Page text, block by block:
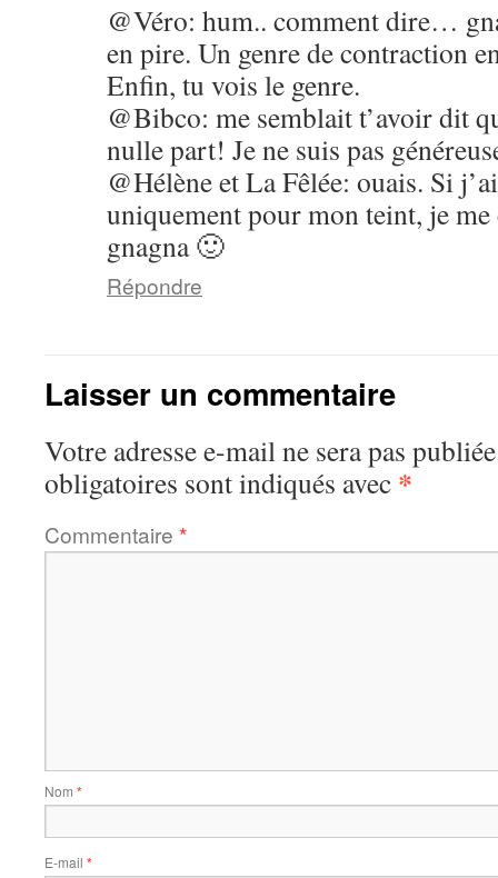
@Véro: hum.. comment dire…
en pire. Un genre de contraction
Enfin, tu vois le genre.
@Bibco: me semblait t’avoir dit
nulle part! Je ne suis pas
@Hélène et La Fêlée: ouais. Si
uniquement pour mon teint, je me
gnagna 🙂
Répondre
Laisser un commentaire
Votre adresse e-mail ne sera pas
obligatoires sont indiqués avec *
Commentaire *
Nom *
E-mail *